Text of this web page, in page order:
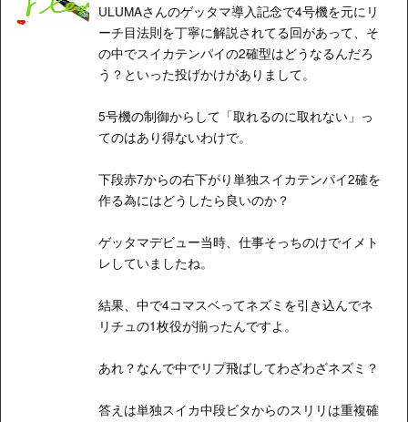
ULUMAさんのゲッタマ導入記念で4号機を元にリ
ーチ目法則を丁寧に解説されてる回があって、そ
の中でスイカテンパイの2確型はどうなるんだろ
う？といった投げかけがありまして。
5号機の制御からして「取れるのに取れない」っ
てのはあり得ないわけで。
下段赤7からの右下がり単独スイカテンパイ2確を
作る為にはどうしたら良いのか？
ゲッタマデビュー当時、仕事そっちのけでイメト
レしていましたね。
結果、中で4コマスベってネズミを引き込んでネ
リチュの1枚役が揃ったんですよ。
あれ？なんで中でリプ飛ばしてわざわざネズミ？
答えは単独スイカ中段ビタからのスリリは重複確